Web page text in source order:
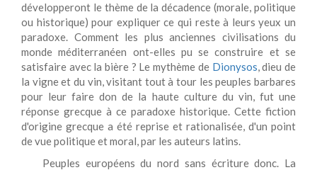
développeront le thème de la décadence (morale, politique
ou historique) pour expliquer ce qui reste à leurs yeux un
paradoxe. Comment les plus anciennes civilisations du
monde méditerranéen ont-elles pu se construire et se
satisfaire avec la bière ? Le mythème de Dionysos, dieu de
la vigne et du vin, visitant tout à tour les peuples barbares
pour leur faire don de la haute culture du vin, fut une
réponse grecque à ce paradoxe historique. Cette fiction
d'origine grecque a été reprise et rationalisée, d'un point
de vue politique et moral, par les auteurs latins.
Peuples européens du nord sans écriture donc. La